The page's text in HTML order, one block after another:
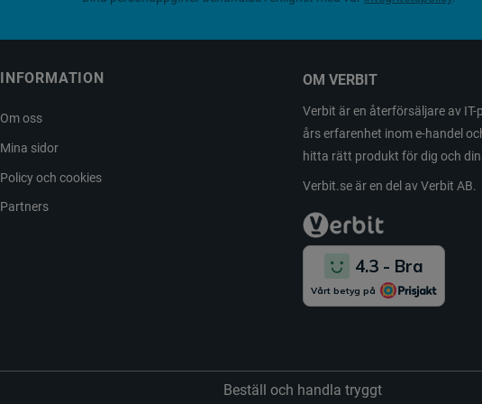
INFORMATION
Om oss
Mina sidor
Policy och cookies
Partners
OM VERBIT
Verbit är en återförsäljare av
års erfarenhet inom e-handel
hitta rätt produkt för dig och
Verbit.se är en del av Verbit AB.
Beställ och handla tryggt